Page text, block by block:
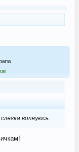
волнуюсь.